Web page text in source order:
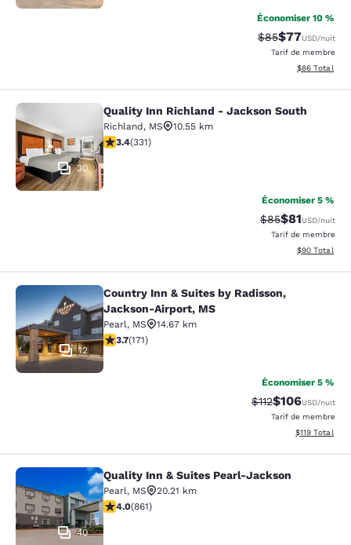
Économiser 10 %
Tarif barré :
$85Tarif réduit :
$77USD/nuit
Tarif de membre
Afficher les
$86 Total
Quality Inn Richland - Jackson
30
Quality Inn Richland - Jackson South
Richland, MS
10.55 km
3.4 étoiles. Bien. 331 commentaires
3.4(331)
Économiser 5 %
Tarif barré :
$85Tarif réduit :
$81USD/nuit
Tarif de membre
Afficher les
$90 Total
Country Inn & Suites by Radisson,
12
Country Inn & Suites by Radisson,
Jackson-Airport, MS
Pearl, MS
14.67 km
3.68 étoiles. Bien. 171 commentaires
3.7(171)
Économiser 5 %
Tarif barré :
$112Tarif réduit :
$106USD/nuit
Tarif de membre
Afficher les
$119 Total
Quality Inn & Suites Pearl-Jackson
40
Quality Inn & Suites Pearl-Jackson
Pearl, MS
20.21 km
4.02 étoiles. Très bon. 861 commentaires
4.0(861)